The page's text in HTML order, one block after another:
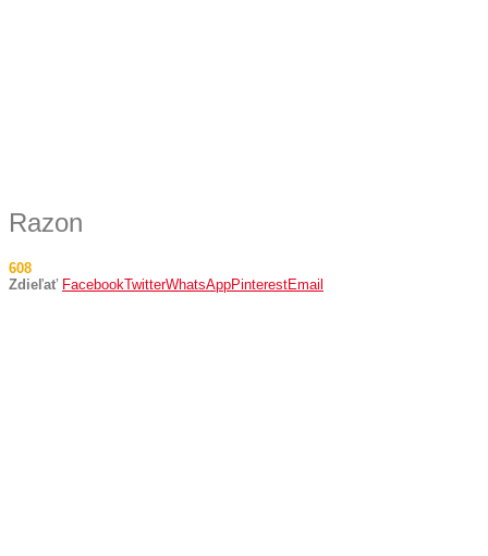
Razon
608
Zdieľať FacebookTwitterWhatsAppPinterestEmail